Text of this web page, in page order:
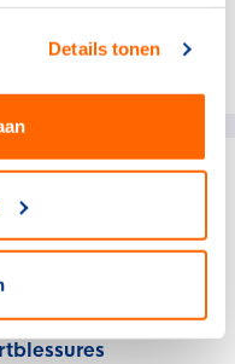
Details tonen
midden- en
van de rekening